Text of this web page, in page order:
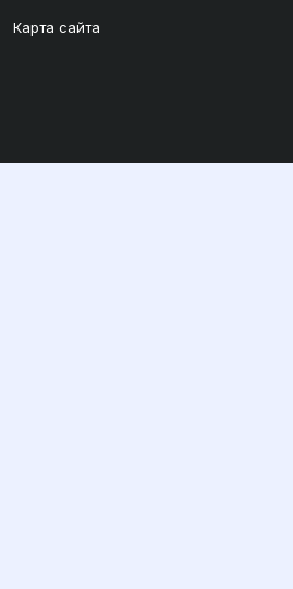
Карта сайта